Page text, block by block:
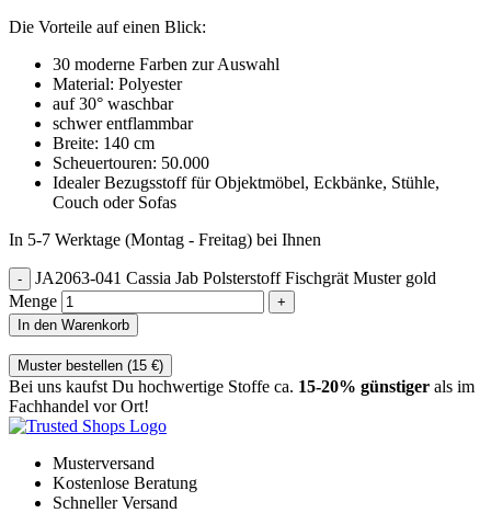
Die Vorteile auf einen Blick:
30 moderne Farben zur Auswahl
Material: Polyester
auf 30° waschbar
schwer entflammbar
Breite: 140 cm
Scheuertouren: 50.000
Idealer Bezugsstoff für Objektmöbel, Eckbänke, Stühle,
Couch oder Sofas
In 5-7 Werktage (Montag - Freitag) bei Ihnen
JA2063-041 Cassia Jab Polsterstoff Fischgrät Muster gold
Menge
In den Warenkorb
Muster bestellen (15 €)
Bei uns kaufst Du hochwertige Stoffe ca. 15-20% günstiger als im
Fachhandel vor Ort!
Musterversand
Kostenlose Beratung
Schneller Versand